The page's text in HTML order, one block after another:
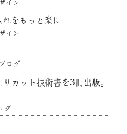
イン
をもっと楽に
イン
ログ
カット技術書を3冊出版。
グ